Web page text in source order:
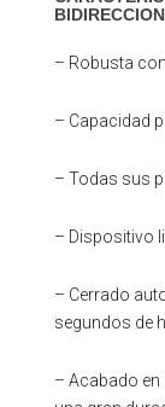
– Robusta
– Capacidad
– Todas sus
– Dispositivo
– Cerrado
segundos de
– Acabado